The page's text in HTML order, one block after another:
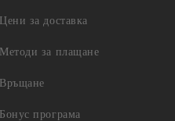
Цени за доставка
Методи за плащане
Връщане
Бонус програма